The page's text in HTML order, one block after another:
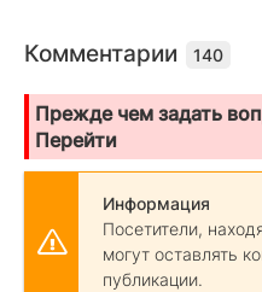
Комментарии 140
Прежде чем задать
Перейти
Информация
Посетители,
могут оставлять
публикации.